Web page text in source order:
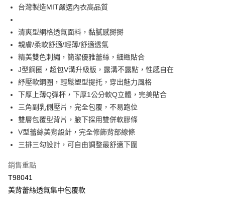
Apple Pay
街口支付
悠遊付
全盈+PAY
大哥付你分期
相關說明
【大哥付你分期使用說明】
1.本服務由台灣大哥大提供，台灣大哥大用戶可立即使用無須另外申請。
2.付款方式選擇「大哥付你分期」，訂單成立後會自動跳轉到大哥付的交易
流程，驗證手機門號後，選擇欲分期的期數、繳款截止日，確認付款後即完
3.實際核准額度、可分期數及費用金額請依後續交易確認頁面所載為準。
消。如遇「轉專審核」未通過狀況，表示未達大哥付你分期系統評分，恕無
法說明評估內容。
1.分期款項不併入電信帳單，「大哥付你分期」於每月結算日後寄送繳費提
AFTEE先享後付
相關說明
【關於「AFTEE先享後付」】
AFTEE先享後付是「在收到商品之後才付款」的支付方式。 讓您購物簡單
１．簡單：不需註冊會員、不需綁卡、不需儲值。
２．便利：只要手機號碼，簡訊認證，即可結帳。
３．安心：先確認商品／服務後，再付款。
Hami Point
「Hami Point」為中華電信所提供之點數服務，可於會員專區綁定中華電信
貨到付款
台灣製造MIT嚴選內衣高品質
清爽型網格透氣面料，黏膩感掰掰
親膚/柔軟舒適/輕薄/舒適透氣
精美雙色刺繡，簡潔優雅蕾絲，細緻貼合
J型鋼圈，超包V溝升級版，露溝不露點，性感自在
紓壓軟鋼圈，輕鬆塑型提托，穿出魅力風格
下厚上薄Q彈杯，下厚1公分軟Q立體，完美貼合
三角副乳側壓片，完全包覆，不易跑位
雙層包覆型背片，腋下採用雙併軟膠條
V型蕾絲美背設計，完全修飾背部線條
三排三勾設計，可自由調整最舒適下圍
銷售重點
T98041
美背蕾絲透氣集中包覆款